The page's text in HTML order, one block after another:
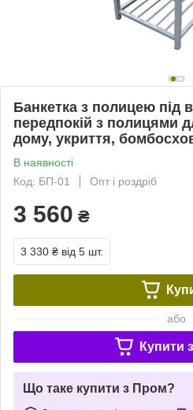
Банкетка з полицею під
передпокій з полицями
дому, укриття,
В наявності
Код: БП-01
Опт і роздріб
3 560 ₴
3 330 ₴ від 5 шт.
або
Купити з
Що таке купити з Пром?